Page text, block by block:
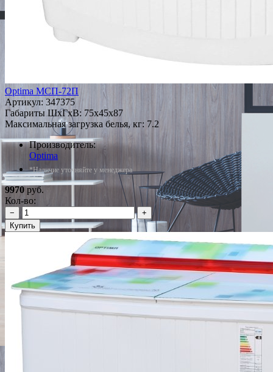
Optima МСП-72П
Артикул: 347375
Габариты ШxГxВ: 75x45x87
Максимальная загрузка белья, кг: 7.2
Производитель:
Optima
*Наличие уточняйте у менеджера
9970 руб.
Кол-во:
−
+
Купить